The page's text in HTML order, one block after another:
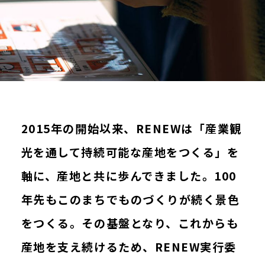
観光する
働く
ご協賛
イベント
まち／ひと／しごと
2015年の開始以来、RENEWは「産業観
光を通して持続可能な産地をつくる」を
軸に、産地と共に歩んできました。100
年先もこのまちでものづくりが続く景色
をつくる。その基盤となり、これからも
産地を支え続けるため、RENEW実行委